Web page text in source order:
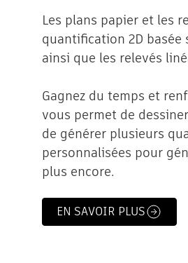
Les plans papier et les
quantification 2D
ainsi que les relevés
Gagnez du temps et
vous permet de
de générer plusieurs
personnalisées pour
plus encore.
EN SAVOIR PLUS